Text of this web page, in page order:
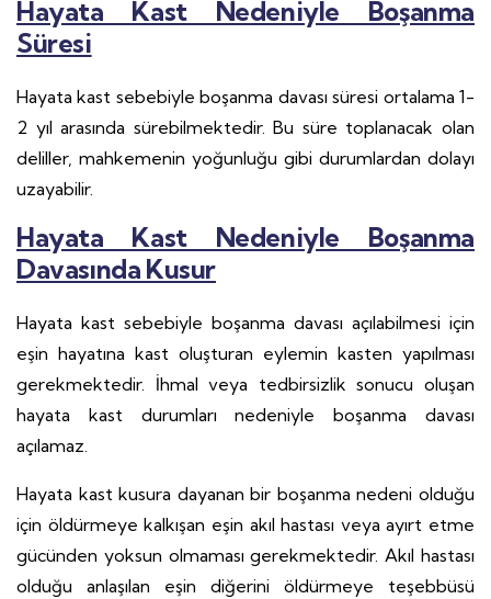
Hayata Kast Nedeniyle Boşanma
Süresi
Hayata kast sebebiyle boşanma davası süresi ortalama 1-
2 yıl arasında sürebilmektedir. Bu süre toplanacak olan
deliller, mahkemenin yoğunluğu gibi durumlardan dolayı
uzayabilir.
Hayata Kast Nedeniyle Boşanma
Davasında Kusur
Hayata kast sebebiyle boşanma davası açılabilmesi için
eşin hayatına kast oluşturan eylemin kasten yapılması
gerekmektedir. İhmal veya tedbirsizlik sonucu oluşan
hayata kast durumları nedeniyle boşanma davası
açılamaz.
Hayata kast kusura dayanan bir boşanma nedeni olduğu
için öldürmeye kalkışan eşin akıl hastası veya ayırt etme
gücünden yoksun olmaması gerekmektedir. Akıl hastası
olduğu anlaşılan eşin diğerini öldürmeye teşebbüsü